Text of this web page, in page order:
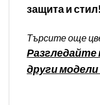
защита и
Търсите още
Разгледайте
други